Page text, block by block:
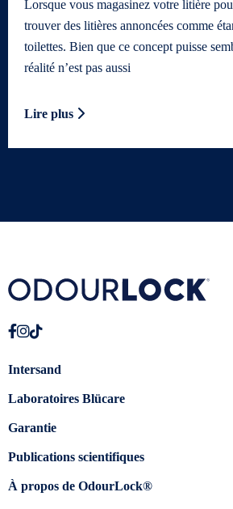
Lorsque vous magasinez votre litière
trouver des litières annoncées comme
toilettes. Bien que ce concept puisse
réalité n’est pas aussi
Lire plus
Intersand
Laboratoires Blücare
Garantie
Publications scientifiques
À propos de OdourLock®